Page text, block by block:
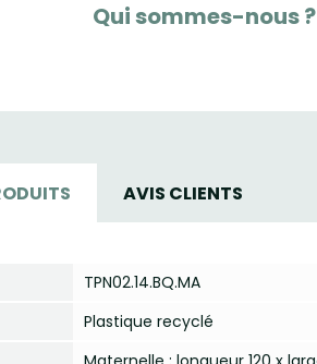
Qui sommes-nous ?
AVIS CLIENTS
TPN02.14.BQ.MA
Plastique recyclé